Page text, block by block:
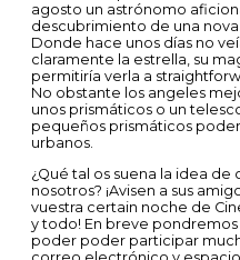
agosto un astrónomo
descubrimiento de una
Donde hace unos días no
claramente la estrella, su
permitiría verla a
No obstante los angeles
unos prismáticos o un
pequeños prismáticos
urbanos.
¿Qué tal os suena la idea
nosotros? ¡Avisen a sus
vuestra certain noche de
y todo! En breve
poder poder participar